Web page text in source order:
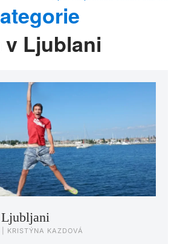
v Ljublani
| KRISTÝNA KAZDOVÁ